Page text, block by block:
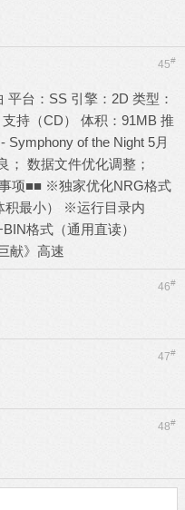
45#
台：SS 引擎：2D 类型：
持（CD） 体积：91MB 推
of the Night 5月
； 数据文件优化调整；
※独家优化NRG格式
积最小） ※运行目录内
格式（通用直读）
献》高速
46#
47#
48#